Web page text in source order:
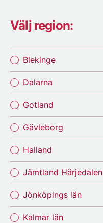
Välj region:
Blekinge
Dalarna
Gotland
Gävleborg
Halland
Jämtland Härjedalen
Jönköpings län
Kalmar län